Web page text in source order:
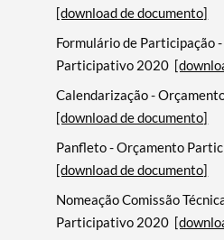
[download de documento]
Formulário de Participação
Participativo 2020
Calendarização -
[download de documento]
Panfleto - Orçamento
[download de documento]
Nomeação Comissão
Participativo 2020